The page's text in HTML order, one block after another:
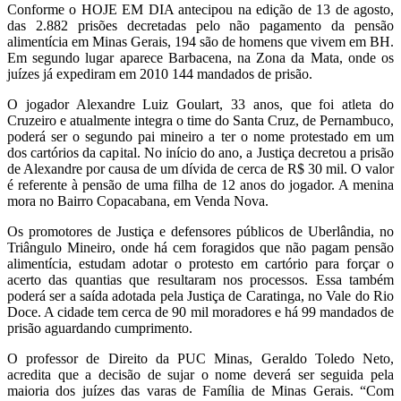
Conforme o HOJE EM DIA antecipou na edição de 13 de agosto,
das 2.882 prisões decretadas pelo não pagamento da pensão
alimentícia em Minas Gerais, 194 são de homens que vivem em BH.
Em segundo lugar aparece Barbacena, na Zona da Mata, onde os
juízes já expediram em 2010 144 mandados de prisão.
O jogador Alexandre Luiz Goulart, 33 anos, que foi atleta do
Cruzeiro e atualmente integra o time do Santa Cruz, de Pernambuco,
poderá ser o segundo pai mineiro a ter o nome protestado em um
dos cartórios da capital. No início do ano, a Justiça decretou a prisão
de Alexandre por causa de um dívida de cerca de R$ 30 mil. O valor
é referente à pensão de uma filha de 12 anos do jogador. A menina
mora no Bairro Copacabana, em Venda Nova.
Os promotores de Justiça e defensores públicos de Uberlândia, no
Triângulo Mineiro, onde há cem foragidos que não pagam pensão
alimentícia, estudam adotar o protesto em cartório para forçar o
acerto das quantias que resultaram nos processos. Essa também
poderá ser a saída adotada pela Justiça de Caratinga, no Vale do Rio
Doce. A cidade tem cerca de 90 mil moradores e há 99 mandados de
prisão aguardando cumprimento.
O professor de Direito da PUC Minas, Geraldo Toledo Neto,
acredita que a decisão de sujar o nome deverá ser seguida pela
maioria dos juízes das varas de Família de Minas Gerais. “Com